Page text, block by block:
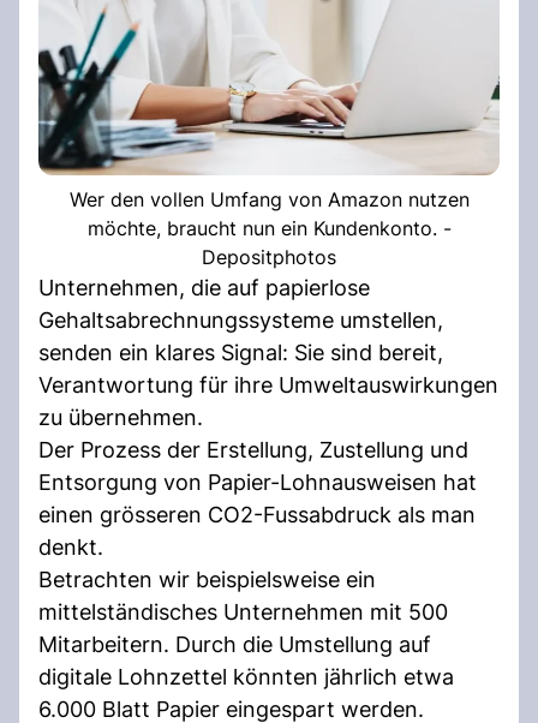
Wer den vollen Umfang von Amazon nutzen
möchte, braucht nun ein Kundenkonto. -
Depositphotos
Unternehmen, die auf papierlose
Gehaltsabrechnungssysteme umstellen,
senden ein klares Signal: Sie sind bereit,
Verantwortung für ihre Umweltauswirkungen
zu übernehmen.
Der Prozess der Erstellung, Zustellung und
Entsorgung von Papier-Lohnausweisen hat
einen grösseren CO2-Fussabdruck als man
denkt.
Betrachten wir beispielsweise ein
mittelständisches Unternehmen mit 500
Mitarbeitern. Durch die Umstellung auf
digitale Lohnzettel könnten jährlich etwa
6.000 Blatt Papier eingespart werden.